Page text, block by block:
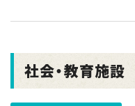
社会・教育施設